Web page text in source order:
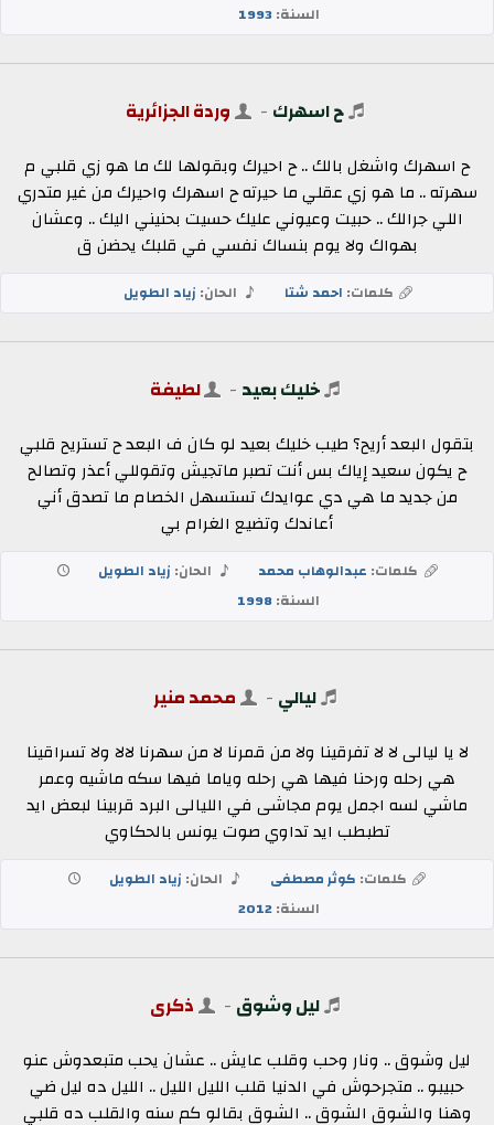
السنة:1993
ح اسهرك - وردة الجزائرية
ح اسهرك واشغل بالك .. ح احيرك وبقولها لك ما هو زي قلبي م
سهرته .. ما هو زي عقلي ما حيرته ح اسهرك واحيرك من غير متدري
اللي جرالك .. حبيت وعيوني عليك حسيت بحنيني اليك .. وعشان
بهواك ولا يوم بنساك نفسي في قلبك يحضن ق
كلمات: احمد شتا الحان: زياد الطويل
خليك بعيد - لطيفة
بتقول البعد أريح؟ طيب خليك بعيد لو كان ف البعد ح تستريح قلبي
ح يكون سعيد إياك بس أنت تصبر ماتجيش وتقوللي أعذر وتصالح
من جديد ما هي دي عوايدك تستسهل الخصام ما تصدق أني
أعاندك وتضيع الغرام بي
كلمات: عبدالوهاب محمد الحان: زياد الطويل
السنة:1998
ليالي - محمد منير
لا يا ليالى لا لا تفرقينا ولا من قمرنا لا من سهرنا لالا ولا تسراقينا
هي رحله ورحنا فيها هي رحله وياما فيها سكه ماشيه وعمر
ماشي لسه اجمل يوم مجاشى في الليالى البرد قربينا لبعض ايد
تطبطب ايد تداوي صوت يونس بالحكاوي
كلمات: كوثر مصطفى الحان: زياد الطويل
السنة:2012
ليل وشوق - ذكرى
ليل وشوق .. ونار وحب وقلب عايش .. عشان يحب متبعدوش عنو
حبيبو .. متجرحوش في الدنيا قلب الليل الليل .. الليل ده ليل ضي
وهنا والشوق الشوق .. الشوق بقالو كم سنه والقلب ده قلبي